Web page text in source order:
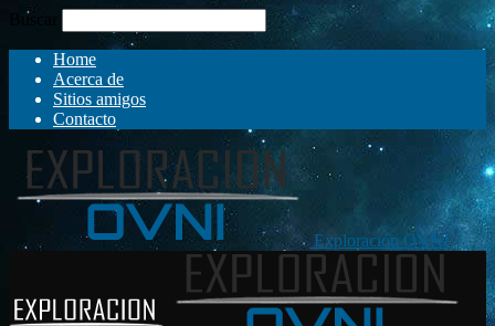
Buscar
Home
Acerca de
Sitios amigos
Contacto
Exploración OVNI